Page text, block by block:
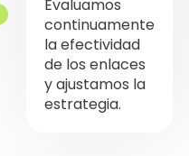
Evaluamos
continuamente
la efectividad
de los enlaces
y ajustamos la
estrategia.